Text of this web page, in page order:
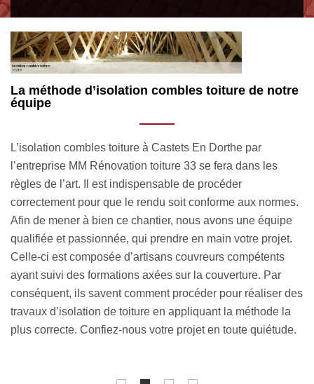
MM Rénovation toiture 33 spécialiste en
isolation de combles perdus
L’isolation de combles perdus à Castets En Dorthe fait
partie des qualifications de l’entreprise MM Rénovation
toiture 33. En principe, il existe une technique spécifique
pour isoler les combles perdus, surtout lorsqu’ils sont très
difficiles d’accès. D’une manière générale, nous
privilégions l’isolation par insufflation mécanique pour les
combles perdus. Cela consiste à poser le matériau isolant,
qui sera désormais sous forme de flocons, sur le plancher
de vos combles. Grâce à notre savoir-faire, vos combles
seront isolés correctement et votre espace intérieur aura un
confort optimal pendant toute l’année. Confiez-nous en